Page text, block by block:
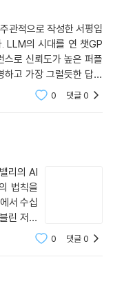
관적으로 작성한 서평입
LLM의 시대를 연 챗GP
로 신뢰도가 높은 퍼플
고 가장 그럴듯한 답을
스를 보여주는 클로드까
0 댓글0
리의 AI
법칙을
서 수십
린 저자
설처럼
0 댓글0